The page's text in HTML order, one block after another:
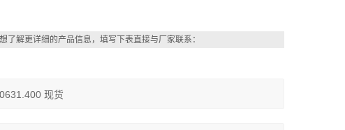
了解更详细的产品信息，填写下表直接与厂家联系：